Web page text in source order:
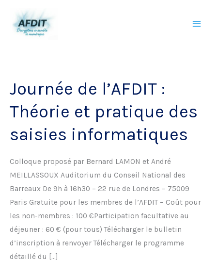
contenu
Journée de l’AFDIT :
Théorie et pratique des
saisies informatiques
Colloque proposé par Bernard LAMON et André
MEILLASSOUX Auditorium du Conseil National des
Barreaux De 9h à 16h30 – 22 rue de Londres – 75009
Paris Gratuite pour les membres de l’AFDIT – Coût pour
les non-membres : 100 €Participation facultative au
déjeuner : 60 € (pour tous) Télécharger le bulletin
d’inscription à renvoyer Télécharger le programme
détaillé du […]